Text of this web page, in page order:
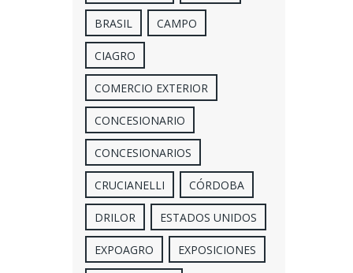
BRASIL CAMPO
CIAGRO
COMERCIO EXTERIOR
CONCESIONARIO
CONCESIONARIOS
CRUCIANELLI CÓRDOBA
DRILOR ESTADOS UNIDOS
EXPOAGRO EXPOSICIONES